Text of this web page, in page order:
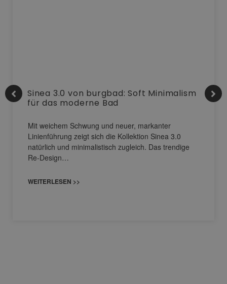
Sinea 3.0 von burgbad: Soft Minimalism
für das moderne Bad
Mit weichem Schwung und neuer, markanter
Linienführung zeigt sich die Kollektion Sinea 3.0
natürlich und minimalistisch zugleich. Das trendige
Re-Design…
WEITERLESEN >>